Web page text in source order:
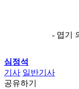
- 엽기
심정석
기사 일반기사
공유하기